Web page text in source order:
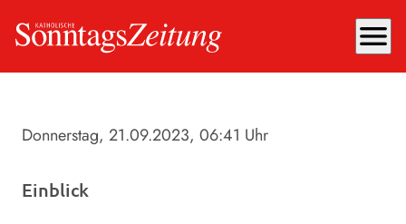
menu
Donnerstag, 21.09.2023, 06:41 Uhr
Einblick